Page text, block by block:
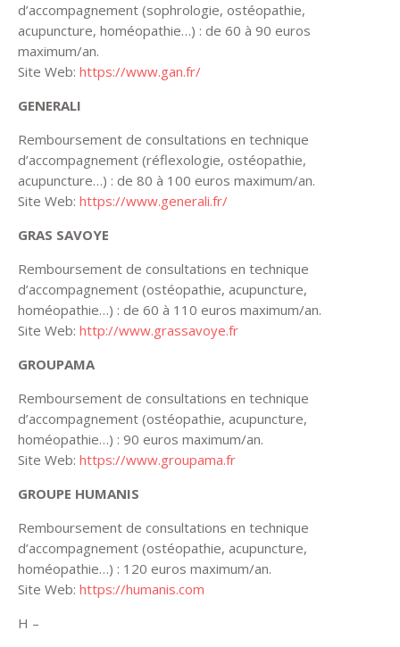
d’accompagnement (sophrologie, ostéopathie,
acupuncture, homéopathie…) : de 60 à 90 euros
maximum/an.
Site Web: https://www.gan.fr/
GENERALI
Remboursement de consultations en technique
d’accompagnement (réflexologie, ostéopathie,
acupuncture…) : de 80 à 100 euros maximum/an.
Site Web: https://www.generali.fr/
GRAS SAVOYE
Remboursement de consultations en technique
d’accompagnement (ostéopathie, acupuncture,
homéopathie…) : de 60 à 110 euros maximum/an.
Site Web: http://www.grassavoye.fr
GROUPAMA
Remboursement de consultations en technique
d’accompagnement (ostéopathie, acupuncture,
homéopathie…) : 90 euros maximum/an.
Site Web: https://www.groupama.fr
GROUPE HUMANIS
Remboursement de consultations en technique
d’accompagnement (ostéopathie, acupuncture,
homéopathie…) : 120 euros maximum/an.
Site Web: https://humanis.com
H –